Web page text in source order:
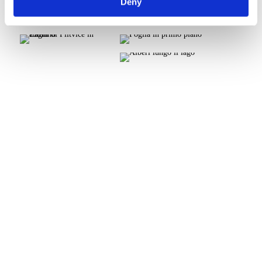
Prenotate il vostro soggiorno oggi stesso e lasciate che
l’autunno diventi la vostra stagione preferita.